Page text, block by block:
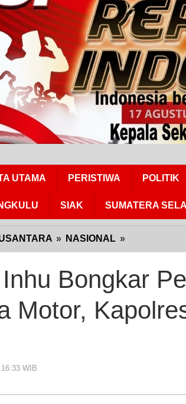
UTAMA PERISTIWA POLITIK
SIAK SUMATERA
» NASIONAL »
Inhu
Pencurian
Sepeda
Motor,
Bongkar
Motor,
WIB